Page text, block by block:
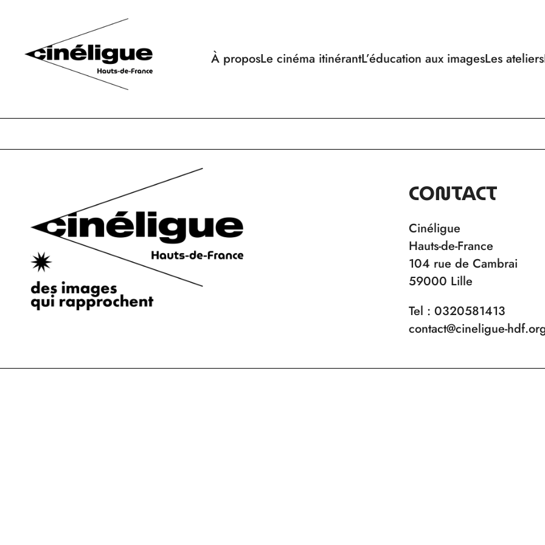
À proposLe cinéma itinérantL’éducation aux imagesLes ateliers
CONTACT
Cinéligue
Hauts-de-France
104 rue de Cambrai
59000 Lille
Tel : 0320581413
contact@cineligue-